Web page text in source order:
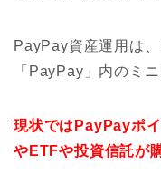
PayPay資産運用は
「PayPay」内のミ
現状ではPayPayポ
やETFや投資信託が